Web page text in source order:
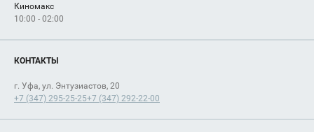
Киномакс
10:00 - 02:00
КОНТАКТЫ
г. Уфа, ул. Энтузиастов, 20
+7 (347) 295-25-25+7 (347) 292-22-00